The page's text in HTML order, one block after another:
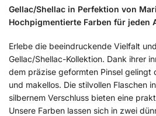
Gellac/Shellac in Perfektion von
Hochpigmentierte Farben für jeden
Erlebe die beeindruckende Vielfalt
Gellac/Shellac-Kollektion. Dank ihrer
dem präzise geformten Pinsel gelingt
und makellos. Die stilvollen Flaschen
silbernem Verschluss bieten eine
Unsere Farben lassen sich in zwei